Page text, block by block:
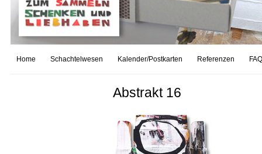
Home Schachtelwesen Kalender/Postkarten Referenzen
Abstrakt 16